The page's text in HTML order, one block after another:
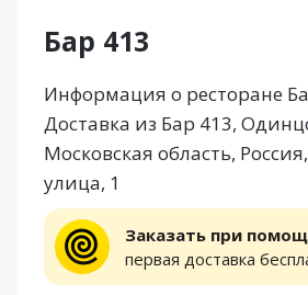
Бар 413
Информация о ресторане
Доставка из Бар 413,
Московская область,
улица, 1
Заказать при
первая доставка